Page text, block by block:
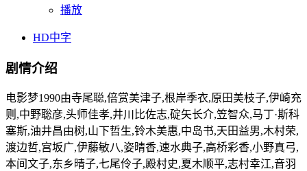
播放
HD中字
剧情介绍
电影梦1990由寺尾聪,倍赏美津子,根岸季衣,原田美枝子,伊崎充
则,中野聡彦,头师佳孝,井川比佐志,碇矢长介,笠智众,马丁·斯科
塞斯,油井昌由树,山下哲生,铃木美惠,中岛书,天田益男,木村荣,
渡边哲,宫坂广,伊藤敏八,姿晴香,速水典子,高桥彩香,小野真弓,
本间文子,东乡晴子,七尾伶子,殿村史,夏木顺平,志村幸江,音羽